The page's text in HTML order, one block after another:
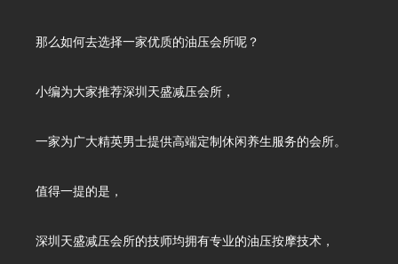
那么如何去选择一家优质的油压会所呢？
小编为大家推荐深圳天盛减压会所，
一家为广大精英男士提供高端定制休闲养生服务的会所。
值得一提的是，
深圳天盛减压会所的技师均拥有专业的油压按摩技术，